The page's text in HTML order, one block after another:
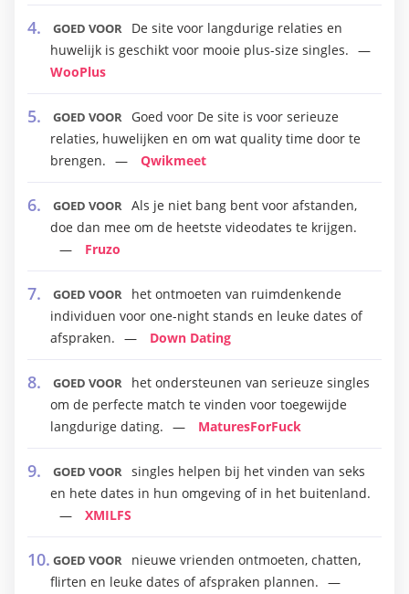
GOED VOOR
De site voor langdurige relaties en
huwelijk is geschikt voor mooie plus-size singles.
WooPlus
GOED VOOR
Goed voor De site is voor serieuze
relaties, huwelijken en om wat quality time door te
brengen.
Qwikmeet
GOED VOOR Als je niet bang bent voor afstanden,
doe dan mee om de heetste videodates te krijgen.
Fruzo
GOED VOOR
het ontmoeten van ruimdenkende
individuen voor one-night stands en leuke dates of
afspraken.
Down Dating
GOED VOOR
het ondersteunen van serieuze singles
om de perfecte match te vinden voor toegewijde
langdurige dating.
MaturesForFuck
GOED VOOR singles helpen bij het vinden van seks
en hete dates in hun omgeving of in het buitenland.
XMILFS
GOED VOOR
nieuwe vrienden ontmoeten, chatten,
flirten en leuke dates of afspraken plannen.